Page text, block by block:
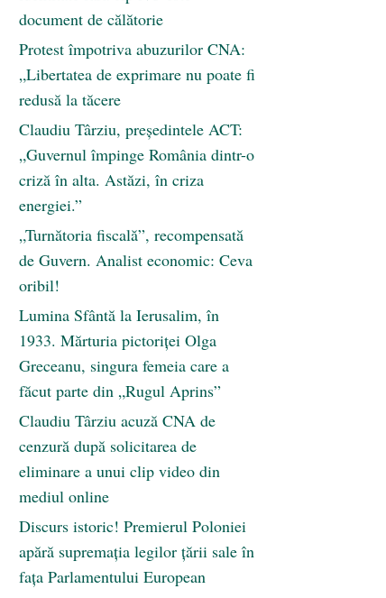
document de călătorie
Protest împotriva abuzurilor CNA:
„Libertatea de exprimare nu poate fi
redusă la tăcere
Claudiu Târziu, președintele ACT:
„Guvernul împinge România dintr-o
criză în alta. Astăzi, în criza
energiei.”
„Turnătoria fiscală”, recompensată
de Guvern. Analist economic: Ceva
oribil!
Lumina Sfântă la Ierusalim, în
1933. Mărturia pictoriței Olga
Greceanu, singura femeia care a
făcut parte din „Rugul Aprins”
Claudiu Târziu acuză CNA de
cenzură după solicitarea de
eliminare a unui clip video din
mediul online
Discurs istoric! Premierul Poloniei
apără supremația legilor țării sale în
fața Parlamentului European